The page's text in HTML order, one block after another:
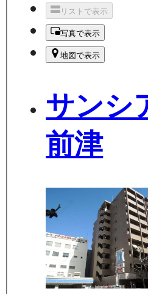
リストで表示
写真で表示
地図で表示
サンシ
前津